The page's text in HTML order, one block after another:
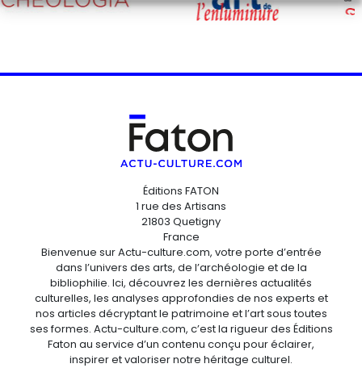
Éditions FATON
1 rue des Artisans
21803 Quetigny
France
Bienvenue sur Actu-culture.com, votre porte d’entrée
dans l’univers des arts, de l’archéologie et de la
bibliophilie. Ici, découvrez les dernières actualités
culturelles, les analyses approfondies de nos experts et
nos articles décryptant le patrimoine et l’art sous toutes
ses formes. Actu-culture.com, c’est la rigueur des Éditions
Faton au service d’un contenu conçu pour éclairer,
inspirer et valoriser notre héritage culturel.